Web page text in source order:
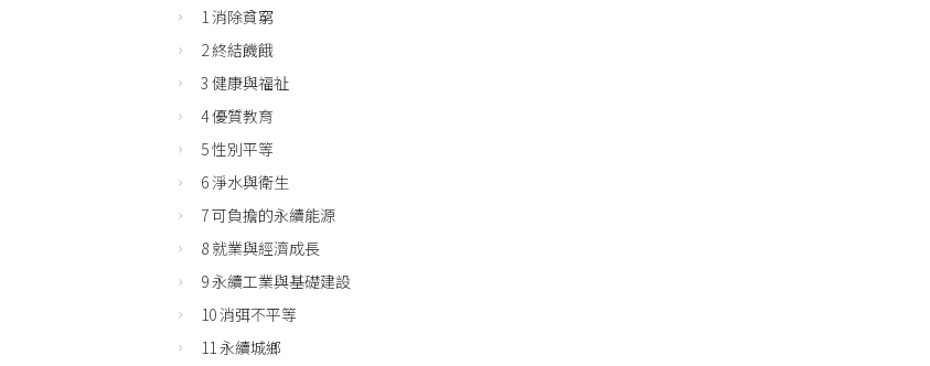
1 消除貧窮
2 終結饑餓
3 健康與福祉
4 優質教育
5 性別平等
6 淨水與衛生
7 可負擔的永續能源
8 就業與經濟成長
9 永續工業與基礎建設
10 消弭不平等
11 永續城鄉